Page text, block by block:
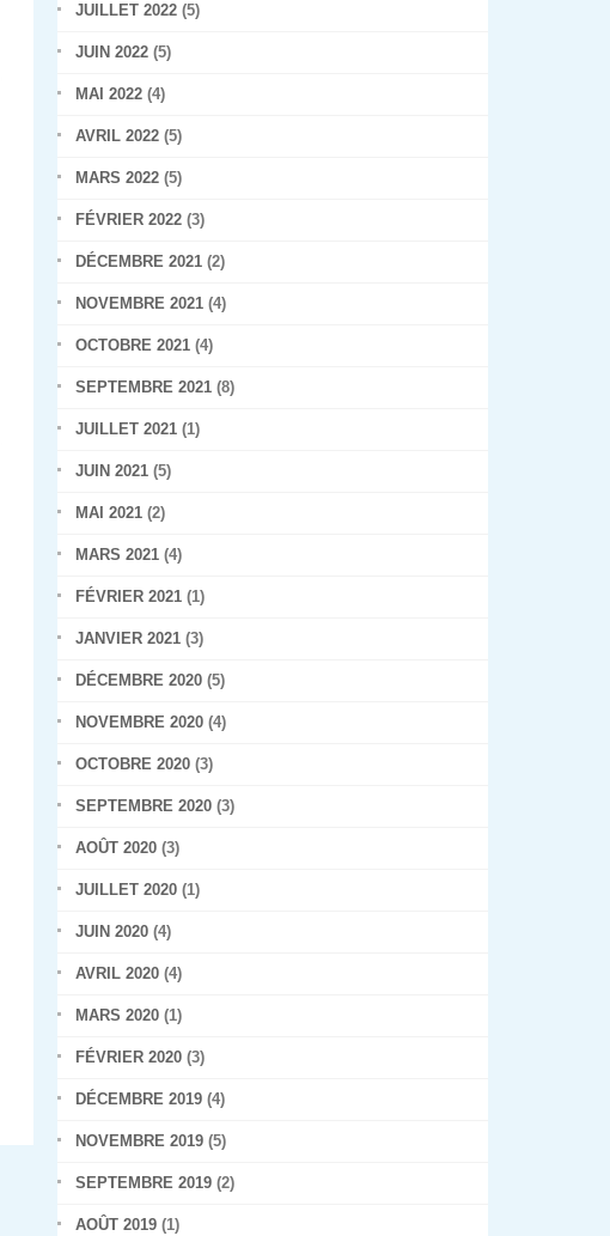
JUILLET 2022 (5)
JUIN 2022 (5)
MAI 2022 (4)
AVRIL 2022 (5)
MARS 2022 (5)
FÉVRIER 2022 (3)
DÉCEMBRE 2021 (2)
NOVEMBRE 2021 (4)
OCTOBRE 2021 (4)
SEPTEMBRE 2021 (8)
JUILLET 2021 (1)
JUIN 2021 (5)
MAI 2021 (2)
MARS 2021 (4)
FÉVRIER 2021 (1)
JANVIER 2021 (3)
DÉCEMBRE 2020 (5)
NOVEMBRE 2020 (4)
OCTOBRE 2020 (3)
SEPTEMBRE 2020 (3)
AOÛT 2020 (3)
JUILLET 2020 (1)
JUIN 2020 (4)
AVRIL 2020 (4)
MARS 2020 (1)
FÉVRIER 2020 (3)
DÉCEMBRE 2019 (4)
NOVEMBRE 2019 (5)
SEPTEMBRE 2019 (2)
AOÛT 2019 (1)